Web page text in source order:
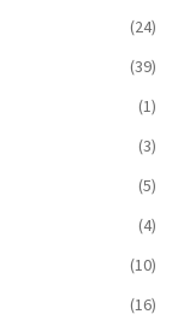
(24)
(39)
(1)
(3)
(5)
(4)
(10)
(16)